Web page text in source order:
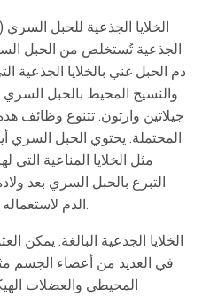
الخلايا الجذعية للحبل السري
الجذعية تُستخلص من الحبل
دم الحبل غني بالخلايا الجذعية
والنسيج المحيط بالحبل السري
جيلاتين وارتون. تتنوع وظائف
المحتملة. يحتوي الحبل السري
مثل الخلايا المناعية التي
التبرع بالحبل السري بعد
الدم لاستعماله في المستقبل، حسب الحاجة.
الخلايا الجذعية البالغة: يمكن
في العديد من أعضاء الجسم
المحيطي والعضلات